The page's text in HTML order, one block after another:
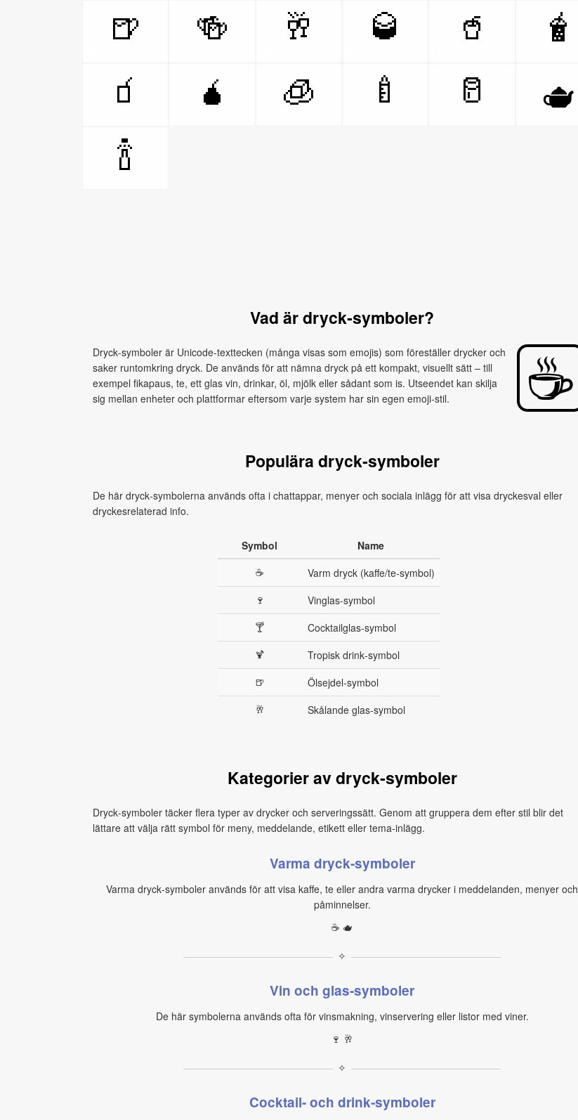
🍺
🍻 🥂 🥃 🥤
🧋
🧃
🧉 🧊 🍼 🥛
🫖
🍾
Vad är dryck‑symboler?
Dryck‑symboler är Unicode‑texttecken (många visas som emojis) som föreställer drycker och
saker runtomkring dryck. De används för att nämna dryck på ett kompakt, visuellt sätt – till
exempel fikapaus, te, ett glas vin, drinkar, öl, mjölk eller sådant som is. Utseendet kan skilja
sig mellan enheter och plattformar eftersom varje system har sin egen emoji‑stil.
Populära dryck‑symboler
De här dryck‑symbolerna används ofta i chattappar, menyer och sociala inlägg för att visa dryckesval eller
dryckesrelaterad info.
Symbol
Name
☕
Varm dryck (kaffe/te‑symbol)
🍷
Vinglas‑symbol
🍸
Cocktailglas‑symbol
🍹
Tropisk drink‑symbol
🍺
Ölsejdel‑symbol
🥂
Skålande glas‑symbol
Kategorier av dryck‑symboler
Dryck‑symboler täcker flera typer av drycker och serveringssätt. Genom att gruppera dem efter stil blir det
lättare att välja rätt symbol för meny, meddelande, etikett eller tema‑inlägg.
Varma dryck‑symboler
Varma dryck‑symboler används för att visa kaffe, te eller andra varma drycker i meddelanden, menyer och
påminnelser.
☕ 🫖
✧
Vin och glas‑symboler
De här symbolerna används ofta för vinsmakning, vinservering eller listor med viner.
🍷 🥂
✧
Cocktail- och drink‑symboler